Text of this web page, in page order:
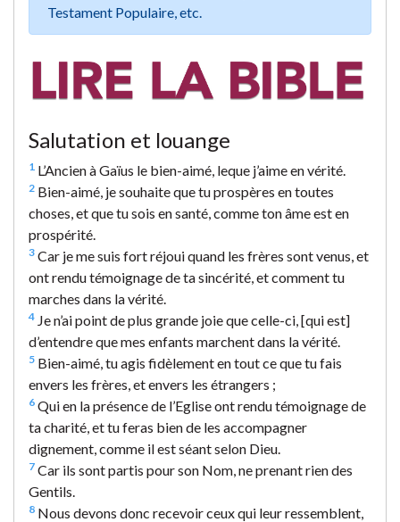
Testament Populaire, etc.
Salutation et louange
1 L’Ancien à Gaïus le bien-aimé, leque j’aime en vérité.
2 Bien-aimé, je souhaite que tu prospères en toutes
choses, et que tu sois en santé, comme ton âme est en
prospérité.
3 Car je me suis fort réjoui quand les frères sont venus, et
ont rendu témoignage de ta sincérité, et comment tu
marches dans la vérité.
4 Je n’ai point de plus grande joie que celle-ci, [qui est]
d’entendre que mes enfants marchent dans la vérité.
5 Bien-aimé, tu agis fidèlement en tout ce que tu fais
envers les frères, et envers les étrangers ;
6 Qui en la présence de l’Eglise ont rendu témoignage de
ta charité, et tu feras bien de les accompagner
dignement, comme il est séant selon Dieu.
7 Car ils sont partis pour son Nom, ne prenant rien des
Gentils.
8 Nous devons donc recevoir ceux qui leur ressemblent,